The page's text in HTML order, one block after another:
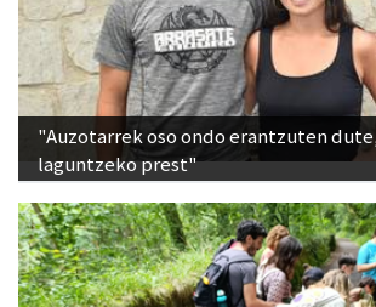
"Auzotarrek oso ondo erantzuten
laguntzeko prest"